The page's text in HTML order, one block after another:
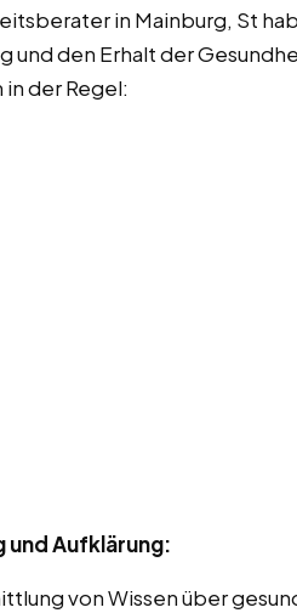
in Mainburg, St
und den Erhalt der
in der Regel:
und Aufklärung:
von Wissen über